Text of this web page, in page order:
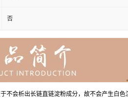
否
会析出长链直链淀粉成分，故不会产生白色